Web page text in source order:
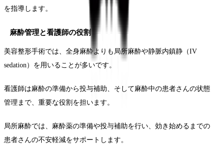
を指導します。
麻酔管理と看護師の役割
美容整形手術では、全身麻酔よりも局所麻酔や静脈内鎮静（IV
sedation）を用いることが多いです。
看護師は麻酔の準備から投与補助、そして麻酔中の患者さんの状態
管理まで、重要な役割を担います。
局所麻酔では、麻酔薬の準備や投与補助を行い、効き始めるまでの
患者さんの不安軽減をサポートします。